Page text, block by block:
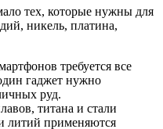
тех, которые нужны для
никель, платина,
требуется все
гаджет нужно
руд.
титана и стали
литий применяются